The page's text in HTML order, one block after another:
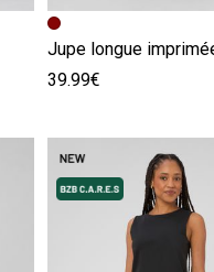
Image précédente
Image suivante
Jupe longue
39.99€